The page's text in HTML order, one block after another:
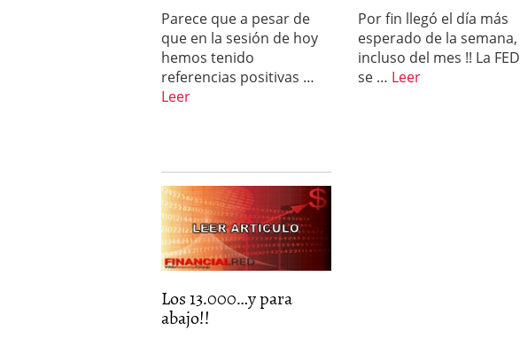
Parece que a pesar de
que en la sesión de hoy
hemos tenido
referencias positivas …
Leer
Por fin llegó el día más
esperado de la semana,
incluso del mes !! La FED
se … Leer
Los 13.000…y para
abajo!!